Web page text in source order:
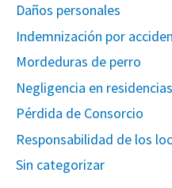
Daños personales
Indemnización por
Mordeduras de perro
Negligencia en
Pérdida de Consorcio
Responsabilidad de los
Sin categorizar